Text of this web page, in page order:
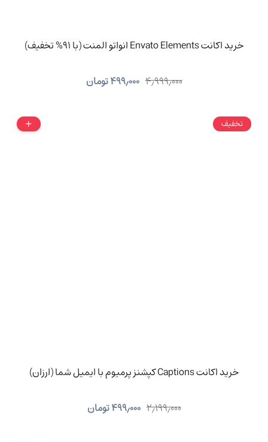
خرید اکانت Envato Elements انواتو المنت (با 91% تخفیف)
۴٫۹۹۹٫۰۰۰ ۴۹۹٫۰۰۰تومان
تخفیف
خرید اکانت Captions کپشنز پرمیوم با ایمیل شما (ارزان)
۲٫۱۹۹٫۰۰۰ ۴۹۹٫۰۰۰تومان